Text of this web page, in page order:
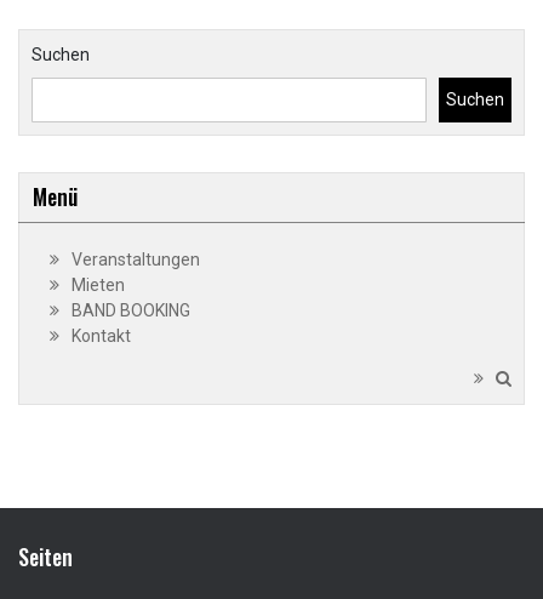
Suchen
Suchen
Menü
Veranstaltungen
Mieten
BAND BOOKING
Kontakt
Seiten